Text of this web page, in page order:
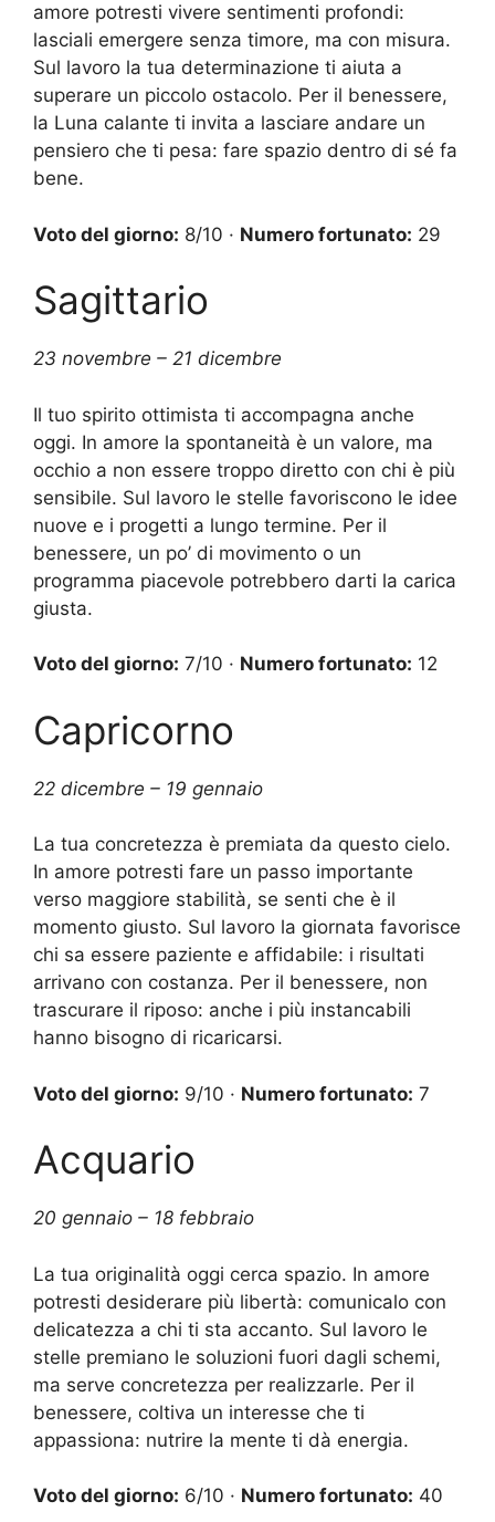
amore potresti vivere sentimenti profondi:
lasciali emergere senza timore, ma con misura.
Sul lavoro la tua determinazione ti aiuta a
superare un piccolo ostacolo. Per il benessere,
la Luna calante ti invita a lasciare andare un
pensiero che ti pesa: fare spazio dentro di sé fa
bene.
Voto del giorno: 8/10 · Numero fortunato: 29
Sagittario
23 novembre – 21 dicembre
Il tuo spirito ottimista ti accompagna anche
oggi. In amore la spontaneità è un valore, ma
occhio a non essere troppo diretto con chi è più
sensibile. Sul lavoro le stelle favoriscono le idee
nuove e i progetti a lungo termine. Per il
benessere, un po’ di movimento o un
programma piacevole potrebbero darti la carica
giusta.
Voto del giorno: 7/10 · Numero fortunato: 12
Capricorno
22 dicembre – 19 gennaio
La tua concretezza è premiata da questo cielo.
In amore potresti fare un passo importante
verso maggiore stabilità, se senti che è il
momento giusto. Sul lavoro la giornata favorisce
chi sa essere paziente e affidabile: i risultati
arrivano con costanza. Per il benessere, non
trascurare il riposo: anche i più instancabili
hanno bisogno di ricaricarsi.
Voto del giorno: 9/10 · Numero fortunato: 7
Acquario
20 gennaio – 18 febbraio
La tua originalità oggi cerca spazio. In amore
potresti desiderare più libertà: comunicalo con
delicatezza a chi ti sta accanto. Sul lavoro le
stelle premiano le soluzioni fuori dagli schemi,
ma serve concretezza per realizzarle. Per il
benessere, coltiva un interesse che ti
appassiona: nutrire la mente ti dà energia.
Voto del giorno: 6/10 · Numero fortunato: 40